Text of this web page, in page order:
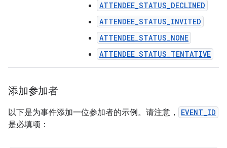
ATTENDEE_STATUS_DECLINED
ATTENDEE_STATUS_INVITED
ATTENDEE_STATUS_NONE
ATTENDEE_STATUS_TENTATIVE
添加参加者
以下是为事件添加一位参加者的示例。请注意， EVENT_ID
是必填项：